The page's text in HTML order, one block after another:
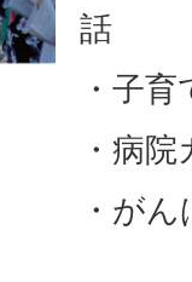
話
・子
・病
・が